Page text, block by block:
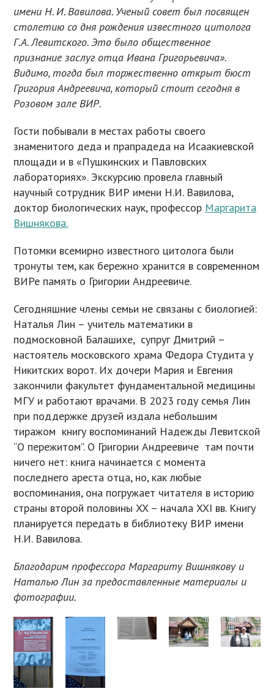
имени Н. И. Вавилова. Ученый совет был посвящен
столетию со дня рождения известного цитолога
Г.А. Левитского. Это было общественное
признание заслуг отца Ивана Григорьевича».
Видимо, тогда был торжественно открыт бюст
Григория Андреевича, который стоит сегодня в
Розовом зале ВИР.
Гости побывали в местах работы своего
знаменитого деда и прапрадеда на Исаакиевской
площади и в «Пушкинских и Павловских
лабораториях». Экскурсию провела главный
научный сотрудник ВИР имени Н.И. Вавилова,
доктор биологических наук, профессор Маргарита
Вишнякова.
Потомки всемирно известного цитолога были
тронуты тем, как бережно хранится в современном
ВИРе память о Григории Андреевиче.
Сегодняшние члены семьи не связаны с биологией:
Наталья Лин – учитель математики в
подмосковной Балашихе, супруг Дмитрий –
настоятель московского храма Федора Студита у
Никитских ворот. Их дочери Мария и Евгения
закончили факультет фундаментальной медицины
МГУ и работают врачами. В 2023 году семья Лин
при поддержке друзей издала небольшим
тиражом книгу воспоминаний Надежды Левитской
“О пережитом”. О Григории Андреевиче там почти
ничего нет: книга начинается с момента
последнего ареста отца, но, как любые
воспоминания, она погружает читателя в историю
страны второй половины XX – начала XXI вв. Книгу
планируется передать в библиотеку ВИР имени
Н.И. Вавилова.
Благодарим профессора Маргариту Вишнякову и
Наталью Лин за предоставленные материалы и
фотографии.